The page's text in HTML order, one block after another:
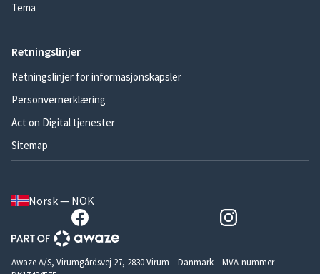
Tema
Retningslinjer
Retningslinjer for informasjonskapsler
Personvernerklæring
Act on Digital tjenester
Sitemap
Norsk — NOK
Awaze A/S, Virumgårdsvej 27, 2830 Virum – Danmark – MVA-nummer